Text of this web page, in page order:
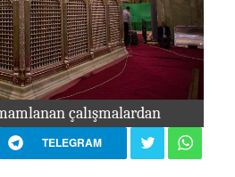
çalışmalardan
TELEGRAM